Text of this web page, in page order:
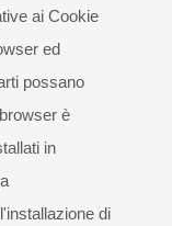
ai Cookie
ed
possano
è
in
di